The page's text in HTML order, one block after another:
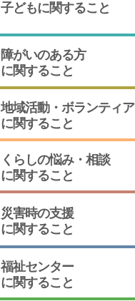
子どもに関すること
障がいのある方
に関すること
地域活動・ボランティア
に関すること
くらしの悩み・相談
に関すること
災害時の支援
に関すること
福祉センター
に関すること